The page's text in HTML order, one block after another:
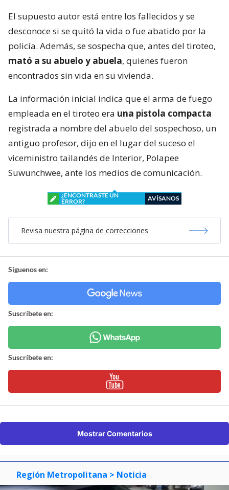
El supuesto autor está entre los fallecidos y se
desconoce si se quitó la vida o fue abatido por la
policía. Además, se sospecha que, antes del tiroteo,
mató a su abuelo y abuela, quienes fueron
encontrados sin vida en su vivienda.
La información inicial indica que el arma de fuego
empleada en el tiroteo era una pistola compacta
registrada a nombre del abuelo del sospechoso, un
antiguo profesor, dijo en el lugar del suceso el
viceministro tailandés de Interior, Polapee
Suwunchwee, ante los medios de comunicación.
¿ENCONTRASTE UN
ERROR?
AVÍSANOS
Revisa nuestra página de correcciones
Síguenos en:
Suscríbete en:
Suscríbete en:
Mostrar Comentarios
Región Metropolitana > Noticia